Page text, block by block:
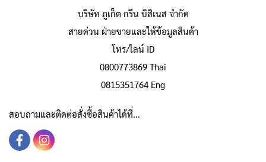
บริษัท ภูเก็ต กรีน บิสิเนส จำกัด
สายด่วน ฝ่ายขายและให้ข้อมูลสินค้า
โทร/ไลน์ ID
0800773869 Thai
0815351764 Eng
สอบถามและติดต่อสั่งซื้อสินค้าได้ที่...